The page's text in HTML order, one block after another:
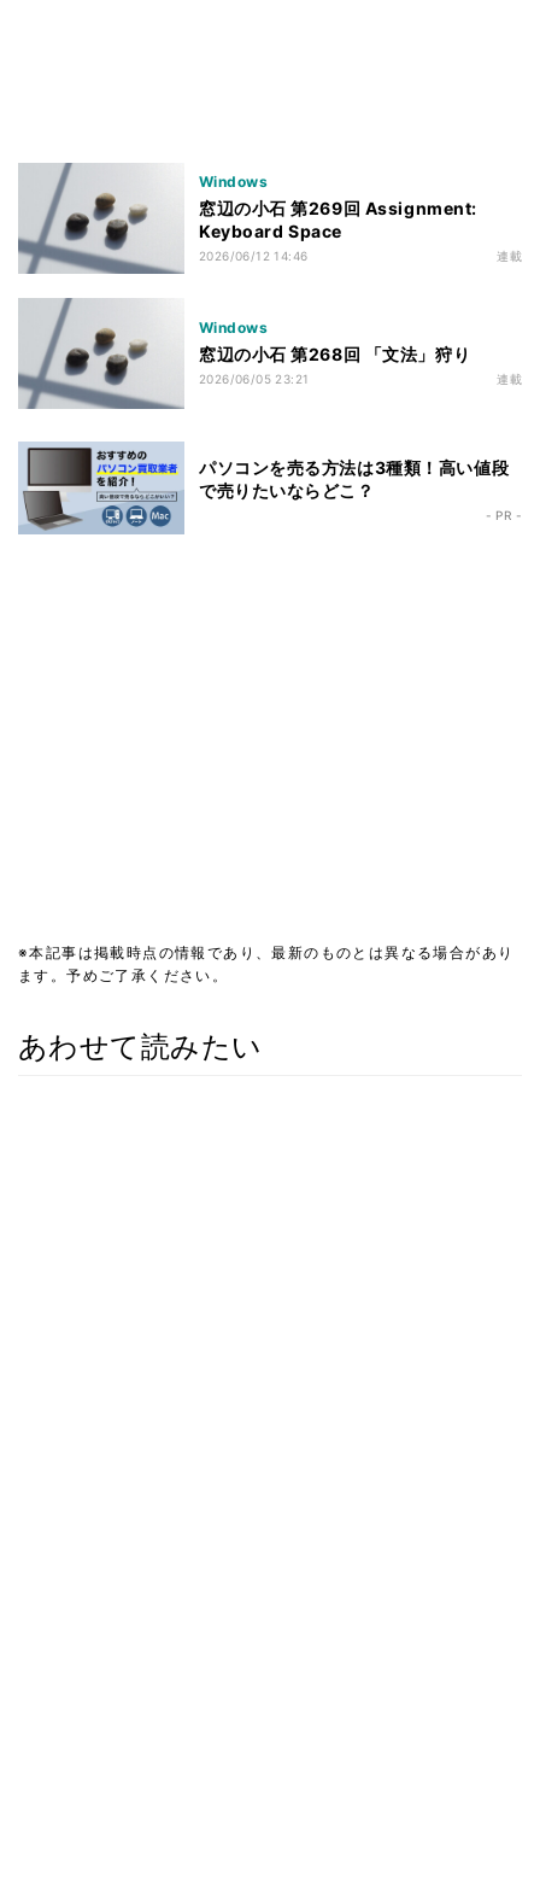
Windows
窓辺の小石 第269回 Assignment:
Keyboard Space
2026/06/12 14:46 連載
Windows
窓辺の小石 第268回 「文法」狩り
2026/06/05 23:21 連載
パソコンを売る方法は3種類！高い値段
で売りたいならどこ？
- PR -
※本記事は掲載時点の情報であり、最新のものとは異なる場合があり
ます。予めご了承ください。
あわせて読みたい